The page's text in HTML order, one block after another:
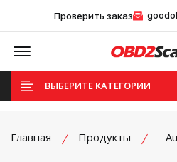
Проверить заказ
Offcanvas Menu Open
ВЫБЕРИТЕ КАТЕГОРИИ
Главная Продукты